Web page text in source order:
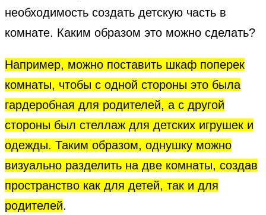
необходимость создать детскую часть в
комнате. Каким образом это можно сделать?
Например, можно поставить шкаф поперек
комнаты, чтобы с одной стороны это была
гардеробная для родителей, а с другой
стороны был стеллаж для детских игрушек и
одежды. Таким образом, однушку можно
визуально разделить на две комнаты, создав
пространство как для детей, так и для
родителей.